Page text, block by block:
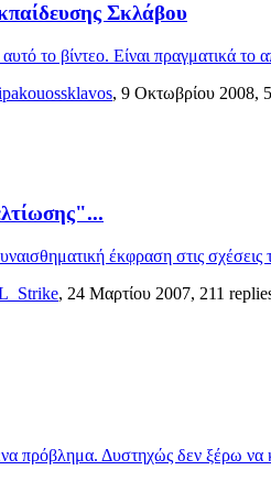
Σκλάβου
αυτό το βίντεο. Είναι πραγματικά
, 9 Οκτωβρίου 2008,
έκφραση στις
, 24 Μαρτίου 2007, 211
πρόβλημα. Δυστηχώς δεν ξέρω να